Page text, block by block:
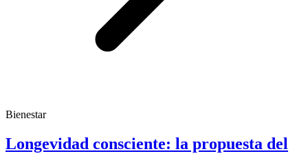
Bienestar
Longevidad consciente: la propuesta del